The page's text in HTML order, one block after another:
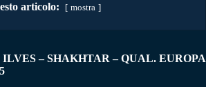
articolo: mostra
ILVES – SHAKHTAR– QUAL. EUROPA